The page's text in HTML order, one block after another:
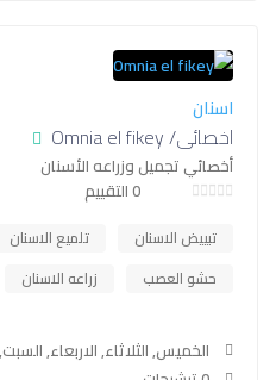
اسنان
اخصائي/ Omnia el fikey
أخصائي تجميل وزراعه الأسنان
0 التقييم
تبييض الاسنان تلميع الاسنان
حشو العصب
زراعه الاسنان
الخميس, الثلاثاء, الاربعاء,